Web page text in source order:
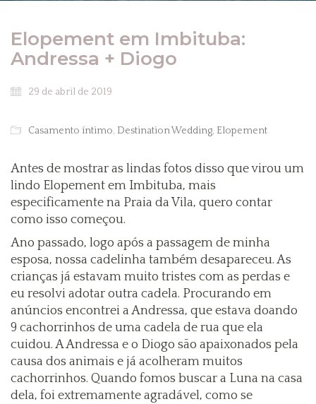
Elopement em Imbituba:
Andressa + Diogo
29 de abril de 2019
Casamento íntimo, Destination Wedding, Elopement
Antes de mostrar as lindas fotos disso que virou um
lindo Elopement em Imbituba, mais
especificamente na Praia da Vila, quero contar
como isso começou.
Ano passado, logo após a passagem de minha
esposa, nossa cadelinha também desapareceu. As
crianças já estavam muito tristes com as perdas e
eu resolvi adotar outra cadela. Procurando em
anúncios encontrei a Andressa, que estava doando
9 cachorrinhos de uma cadela de rua que ela
cuidou. A Andressa e o Diogo são apaixonados pela
causa dos animais e já acolheram muitos
cachorrinhos. Quando fomos buscar a Luna na casa
dela, foi extremamente agradável, como se